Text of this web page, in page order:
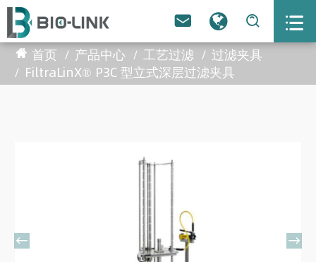
  
首页 产品中心 工艺过滤
过滤夹具
FiltraLinX® P3C 型立式深层过滤夹具
 